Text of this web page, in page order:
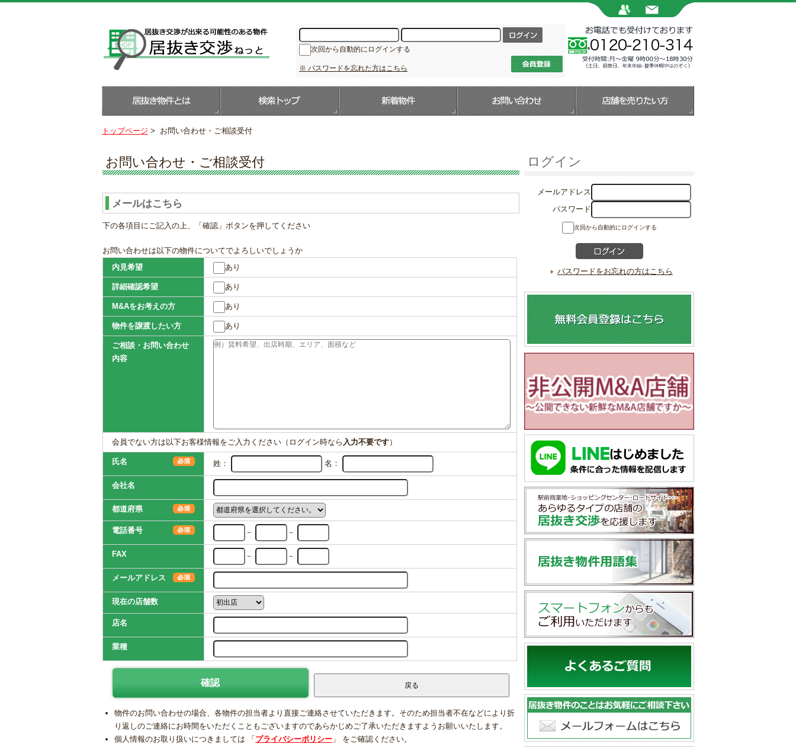
次回から自動的にログインする
※ パスワードを忘れた方はこちら
トップページ > お問い合わせ・ご相談受付
お問い合わせ・ご相談受付
メールはこちら
下の各項目にご記入の上、「確認」ボタンを押してください
お問い合わせは以下の物件についてでよろしいでしょうか
内見希望
あり
詳細確認希望 あり
M&Aをお考えの方 あり
物件を譲渡したい方 あり
ご相談・お問い合わせ
内容
会員でない方は以下お客様情報をご入力ください（ログイン時なら 入力不要です）
氏名 姓： 名：
会社名
都道府県
電話番号 － －
FAX － －
メールアドレス
現在の店舗数
店名
業種
物件のお問い合わせの場合、各物件の担当者より直接ご連絡させていただきます。そのため担当者不在などにより折
り返しのご連絡にお時間をいただくこともございますのであらかじめご了承いただきますようお願いいたします。
個人情報のお取り扱いにつきましては 「 プライバシーポリシー 」 をご確認ください。
ログイン
メールアドレス
パスワード
次回から自動的にログインする
パスワードをお忘れの方はこちら